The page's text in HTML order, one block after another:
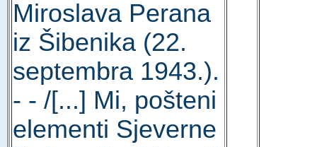
Miroslava Perana
iz Šibenika (22.
septembra 1943.).
- - /[...] Mi, pošteni
elementi Sjeverne